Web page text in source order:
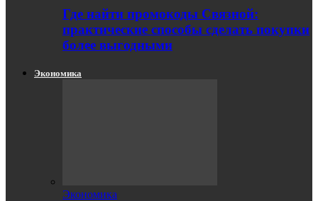
Где найти промокоды Связной:
практические способы сделать покупки
более выгодными
Экономика
Экономика